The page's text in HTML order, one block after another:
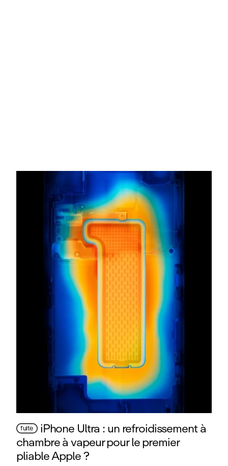
fuite iPhone Ultra : un refroidissement à
chambre à vapeur pour le premier
pliable Apple ?